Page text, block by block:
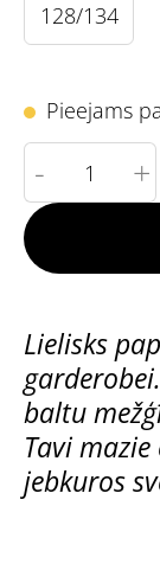
128/134
Pieejams
- +
Lielisks
baltu
Tavi
jebkuros